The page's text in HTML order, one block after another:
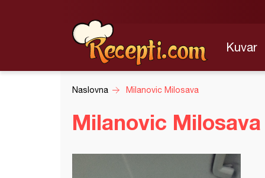
Kuvar
Naslovna Milanovic Milosava
Milanovic Milosava